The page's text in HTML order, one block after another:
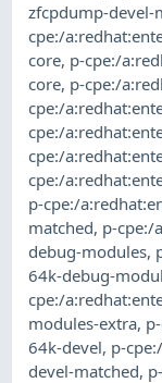
zfcpdump-devel-
cpe:/
core, p-cpe:/
core, p-cpe:/
cpe:/
cpe:/
cpe:/
cpe:/
p-cpe:/
matched, p-cpe:/
debug-modules,
64k-debug-
cpe:/
modules-extra,
64k-devel, p-
devel-matched,